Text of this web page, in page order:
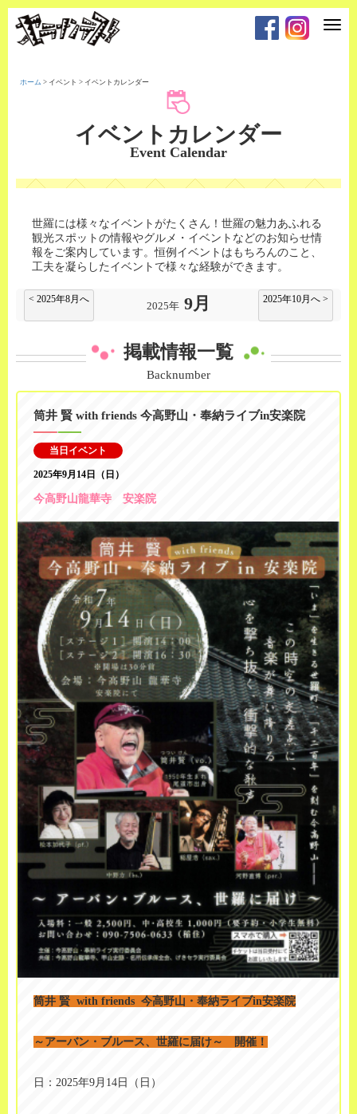
T
o
n
ホーム > イベント > イベントカレンダー
イベントカレンダー
Event Calendar
世羅には様々なイベントがたくさん！世羅の魅力あふれる
観光スポットの情報やグルメ・イベントなどのお知らせ情
報をご案内しています。恒例イベントはもちろんのこと、
工夫を凝らしたイベントで様々な経験ができます。
2025年 9月
< 2025年8月へ 2025年10月へ >
掲載情報一覧
Backnumber
筒井 賢 with friends 今高野山・奉納ライブin安楽院
当日イベント
2025年9月14日（日）
今高野山龍華寺 安楽院
筒井 賢 with friends 今高野山・奉納ライブin安楽院
～アーバン・ブルース、世羅に届け～ 開催！
日：2025年9月14日（日）